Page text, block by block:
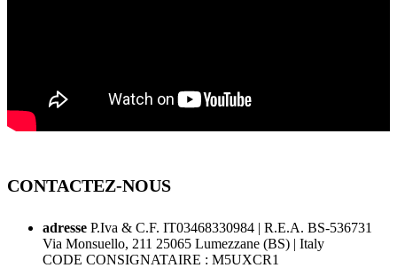
CONTACTEZ-NOUS
adresse P.Iva & C.F. IT03468330984 | R.E.A. BS-536731
Via Monsuello, 211 25065 Lumezzane (BS) | Italy
CODE CONSIGNATAIRE : M5UXCR1